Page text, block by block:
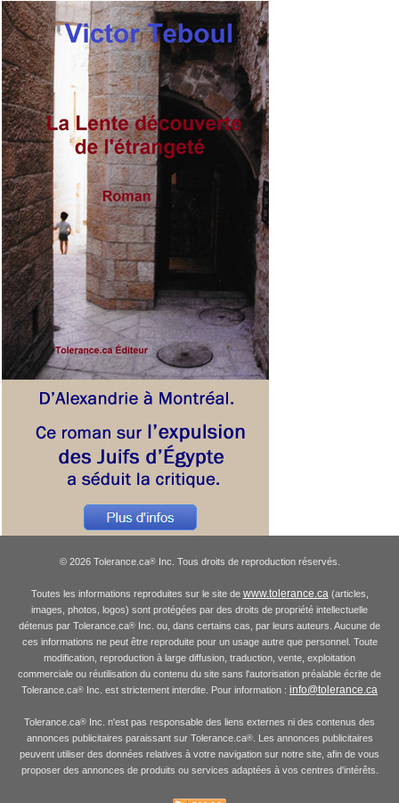
© 2026 Tolerance.ca®Inc. Tous droits de reproduction réservés.
Toutes les informations reproduites sur le site de www.tolerance.ca(articles,
images, photos, logos) sont protégées par des droits de propriété intellectuelle
détenus par Tolerance.ca® Inc. ou, dans certains cas, par leurs auteurs. Aucune de
ces informations ne peut être reproduite pour un usage autre que personnel. Toute
modification, reproduction à large diffusion, traduction, vente, exploitation
commerciale ou réutilisation du contenu du site sans l'autorisation préalable écrite de
Tolerance.ca® Inc. est strictement interdite. Pour information : info@tolerance.ca
Tolerance.ca® Inc. n'est pas responsable des liens externes ni des contenus des
annonces publicitaires paraissant sur Tolerance.ca®. Les annonces publicitaires
peuvent utiliser des données relatives à votre navigation sur notre site, afin de vous
proposer des annonces de produits ou services adaptées à vos centres d'intérêts.